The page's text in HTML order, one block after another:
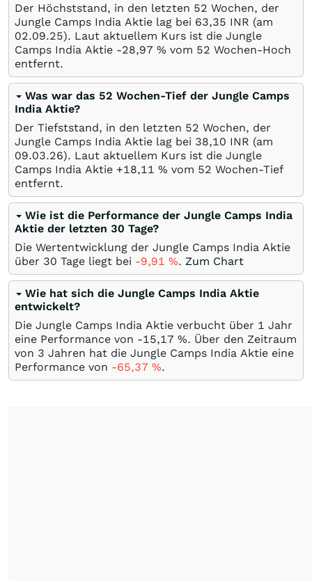
Der Höchststand, in den letzten 52 Wochen, der
Jungle Camps India Aktie lag bei 63,35 INR (am
02.09.25). Laut aktuellem Kurs ist die Jungle
Camps India Aktie -28,97 % vom 52 Wochen-Hoch
entfernt.
Was war das 52 Wochen-Tief der Jungle Camps
India Aktie?
Der Tiefststand, in den letzten 52 Wochen, der
Jungle Camps India Aktie lag bei 38,10 INR (am
09.03.26). Laut aktuellem Kurs ist die Jungle
Camps India Aktie +18,11 % vom 52 Wochen-Tief
entfernt.
Wie ist die Performance der Jungle Camps India
Aktie der letzten 30 Tage?
Die Wertentwicklung der Jungle Camps India Aktie
über 30 Tage liegt bei -9,91 %. Zum Chart
Wie hat sich die Jungle Camps India Aktie
entwickelt?
Die Jungle Camps India Aktie verbucht über 1 Jahr
eine Performance von -15,17 %. Über den Zeitraum
von 3 Jahren hat die Jungle Camps India Aktie eine
Performance von -65,37 %.